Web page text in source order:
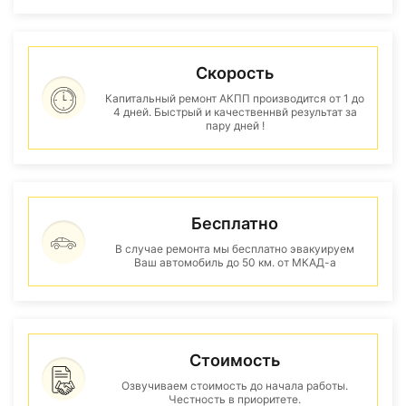
Скорость
Капитальный ремонт АКПП производится от 1 до
4 дней. Быстрый и качественнвй результат за
пару дней !
Бесплатно
В случае ремонта мы бесплатно эвакуируем
Ваш автомобиль до 50 км. от МКАД-а
Стоимость
Озвучиваем стоимость до начала работы.
Честность в приоритете.